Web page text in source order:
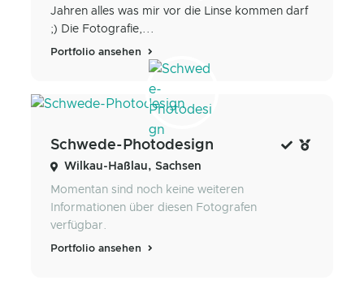
Jahren alles was mir vor die Linse kommen darf
;) Die Fotografie,...
Portfolio ansehen
Schwede-Photodesign
Wilkau-Haßlau, Sachsen
Momentan sind noch keine weiteren
Informationen über diesen Fotografen
verfügbar.
Portfolio ansehen